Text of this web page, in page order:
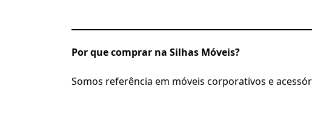
Por que comprar na Silhas Móveis?
Somos referência em móveis corporativos e